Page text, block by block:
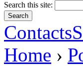
Search this site:
Contacts
Home ›